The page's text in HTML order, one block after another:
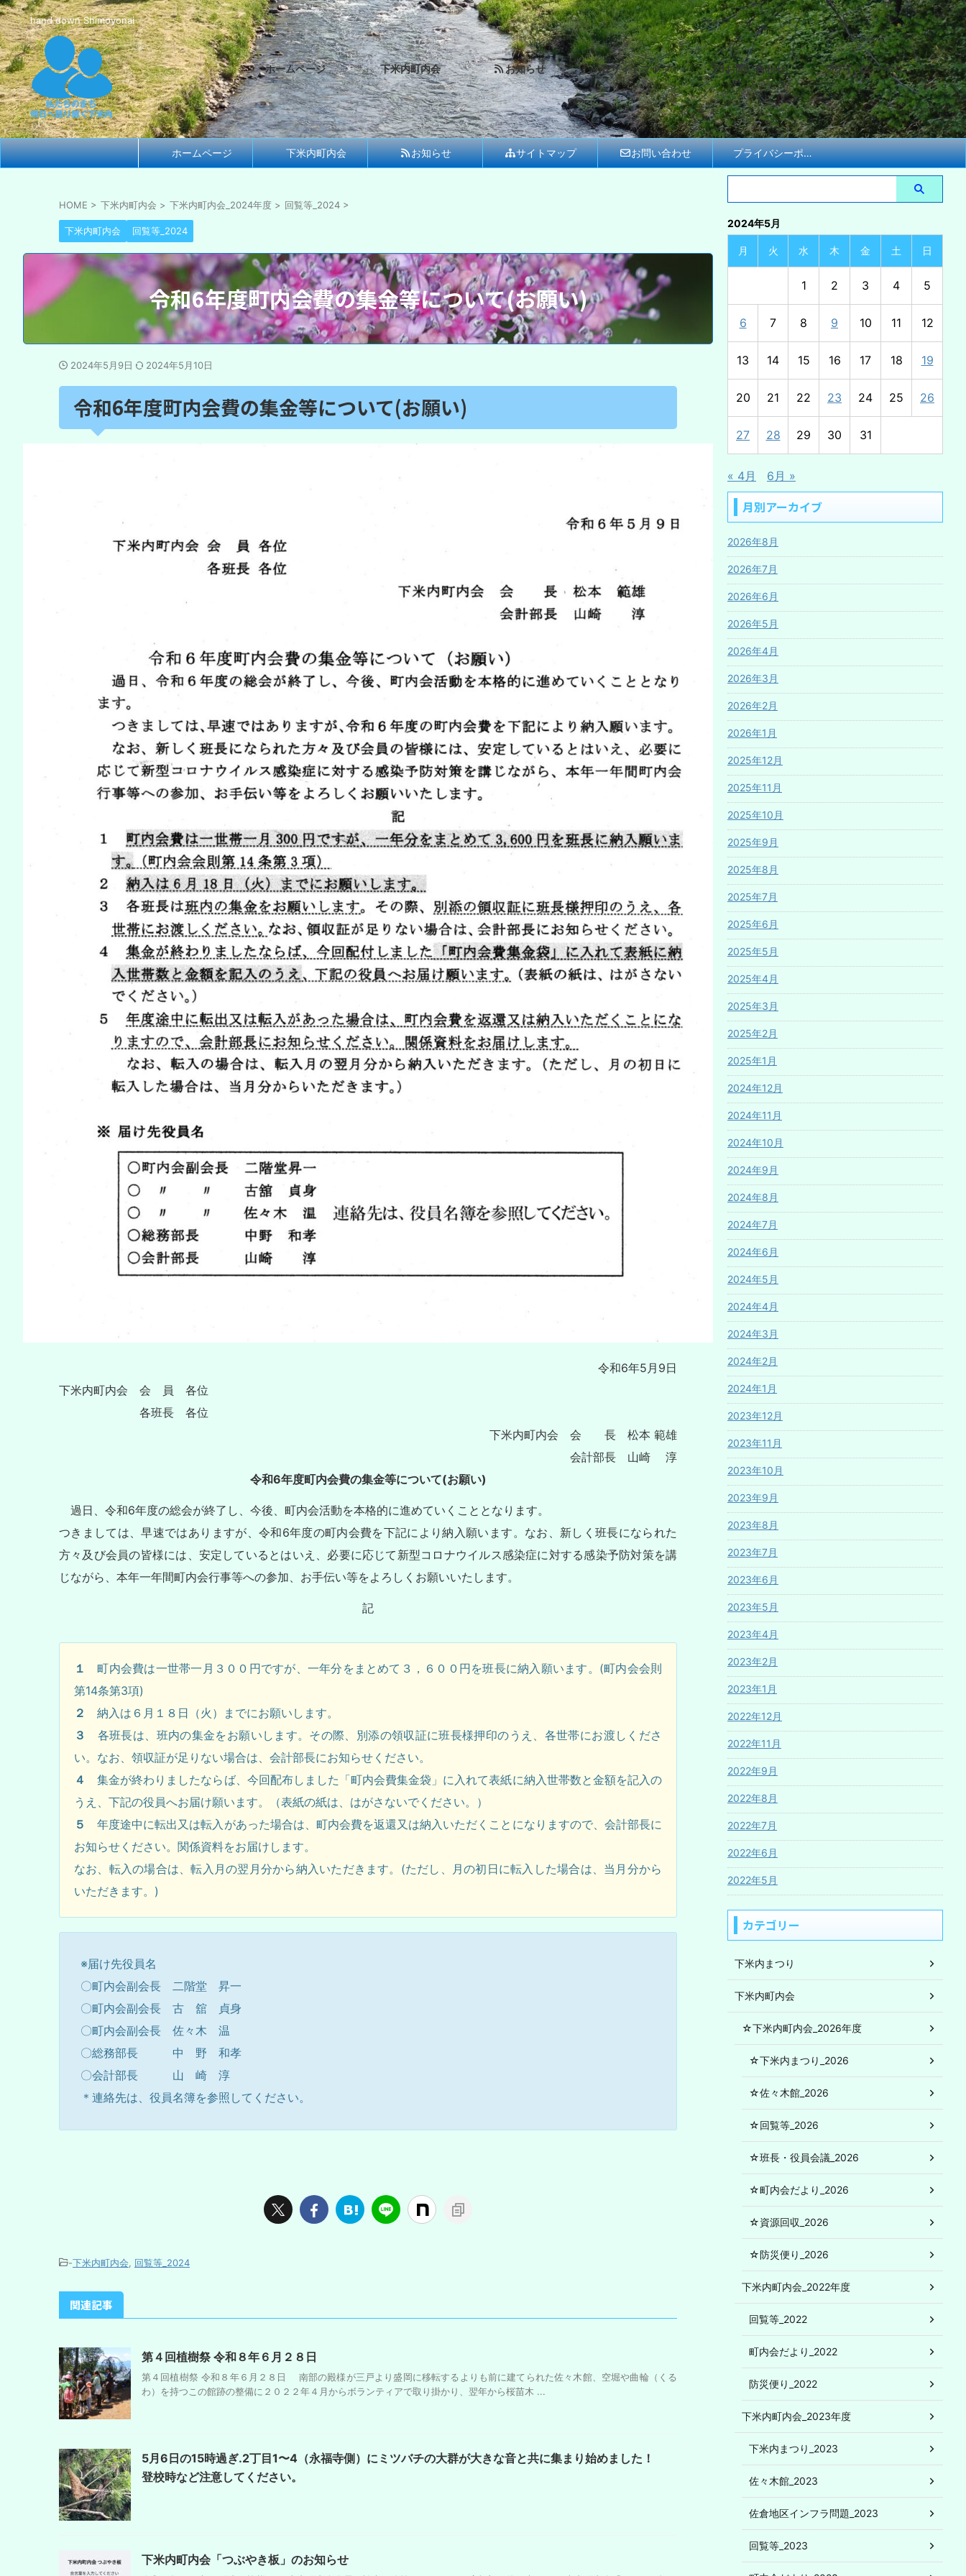
hand down Shimoyonai
ホームページ 下米内町内会 お知らせ サイトマップ お問い合わせ プライバシーポリシー
ホームページ 下米内町内会 お知らせ サイトマップ お問い合わせ プライバシーポリシー
HOME > 下米内町内会 > 下米内町内会_2024年度 > 回覧等_2024 >
下米内町内会 回覧等_2024
令和6年度町内会費の集金等について(お願い)
2024年5月9日 2024年5月10日
令和6年度町内会費の集金等について(お願い)
令和6年5月9日
下米内町内会 会 員 各位
各班長 各位
下米内町内会 会 長 松本 範雄
会計部長 山崎 淳
令和6年度町内会費の集金等について(お願い)
過日、令和6年度の総会が終了し、今後、町内会活動を本格的に進めていくこととなります。
つきましては、早速ではありますが、令和6年度の町内会費を下記により納入願います。なお、新しく班長になられた
方々及び会員の皆様には、安定しているとはいえ、必要に応じて新型コロナウイルス感染症に対する感染予防対策を講
じながら、本年一年間町内会行事等への参加、お手伝い等をよろしくお願いいたします。
記
１
町内会費は一世帯一月３００円ですが、一年分をまとめて３，６００円を班長に納入願います。(町内会会則
第14条第3項)
２
納入は６月１８日（火）までにお願いします。
３
各班長は、班内の集金をお願いします。その際、別添の領収証に班長様押印のうえ、各世帯にお渡しくださ
い。なお、領収証が足りない場合は、会計部長にお知らせください。
４
集金が終わりましたならば、今回配布しました「町内会費集金袋」に入れて表紙に納入世帯数と金額を記入の
うえ、下記の役員へお届け願います。（表紙の紙は、はがさないでください。）
５
年度途中に転出又は転入があった場合は、町内会費を返還又は納入いただくことになりますので、会計部長に
お知らせください。関係資料をお届けします。
なお、転入の場合は、転入月の翌月分から納入いただきます。(ただし、月の初日に転入した場合は、当月分から
いただきます。)
※届け先役員名
〇町内会副会長 二階堂 昇一
〇町内会副会長 古 舘 貞身
〇町内会副会長 佐々木 温
〇総務部長 中 野 和孝
〇会計部長 山 崎 淳
＊連絡先は、役員名簿を参照してください。
-下米内町内会, 回覧等_2024
関連記事
第４回植樹祭 令和８年６月２８日
第４回植樹祭 令和８年６月２８日 南部の殿様が三戸より盛岡に移転するよりも前に建てられた佐々木館、空堀や曲輪（くる
わ）を持つこの館跡の整備に２０２２年４月からボランティアで取り掛かり、翌年から桜苗木 ...
5月6日の15時過ぎ.2丁目1〜4（永福寺側）にミツバチの大群が大きな音と共に集まり始めました！
登校時など注意してください。
下米内町内会「つぶやき板」のお知らせ
2024年5月
月 火 水 木 金 土 日
1 2 3 4 5
6 7 8 9 10 11 12
13 14 15 16 17 18 19
20 21 22 23 24 25 26
27 28 29 30 31
« 4月 6月 »
月別アーカイブ
2026年8月
2026年7月
2026年6月
2026年5月
2026年4月
2026年3月
2026年2月
2026年1月
2025年12月
2025年11月
2025年10月
2025年9月
2025年8月
2025年7月
2025年6月
2025年5月
2025年4月
2025年3月
2025年2月
2025年1月
2024年12月
2024年11月
2024年10月
2024年9月
2024年8月
2024年7月
2024年6月
2024年5月
2024年4月
2024年3月
2024年2月
2024年1月
2023年12月
2023年11月
2023年10月
2023年9月
2023年8月
2023年7月
2023年6月
2023年5月
2023年4月
2023年2月
2023年1月
2022年12月
2022年11月
2022年9月
2022年8月
2022年7月
2022年6月
2022年5月
カテゴリー
下米内まつり
下米内町内会
☆下米内町内会_2026年度
☆下米内まつり_2026
☆佐々木館_2026
☆回覧等_2026
☆班長・役員会議_2026
☆町内会だより_2026
☆資源回収_2026
☆防災便り_2026
下米内町内会_2022年度
回覧等_2022
町内会だより_2022
防災便り_2022
下米内町内会_2023年度
下米内まつり_2023
佐々木館_2023
佐倉地区インフラ問題_2023
回覧等_2023